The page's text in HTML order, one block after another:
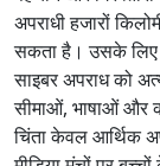
अपराधी हजारों
सकता है। उसके
साइबर अपराध को
सीमाओं, भाषाओं और
चिंता केवल आर्थिक